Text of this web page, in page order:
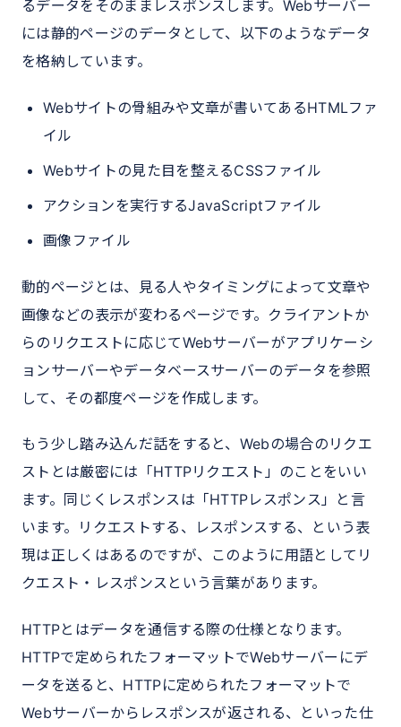
るデータをそのままレスポンスします。Webサーバー
には静的ページのデータとして、以下のようなデータ
を格納しています。
Webサイトの骨組みや文章が書いてあるHTMLファ
イル
Webサイトの見た目を整えるCSSファイル
アクションを実行するJavaScriptファイル
画像ファイル
動的ページとは、見る人やタイミングによって文章や
画像などの表示が変わるページです。クライアントか
らのリクエストに応じてWebサーバーがアプリケーシ
ョンサーバーやデータベースサーバーのデータを参照
して、その都度ページを作成します。
もう少し踏み込んだ話をすると、Webの場合のリクエ
ストとは厳密には「HTTPリクエスト」のことをいい
ます。同じくレスポンスは「HTTPレスポンス」と言
います。リクエストする、レスポンスする、という表
現は正しくはあるのですが、このように用語としてリ
クエスト・レスポンスという言葉があります。
HTTPとはデータを通信する際の仕様となります。
HTTPで定められたフォーマットでWebサーバーにデ
ータを送ると、HTTPに定められたフォーマットで
Webサーバーからレスポンスが返される、といった仕